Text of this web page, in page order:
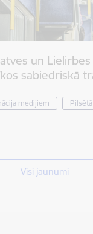
un Lielirbes
sabiedriskā
medijiem
Visi jaunumi